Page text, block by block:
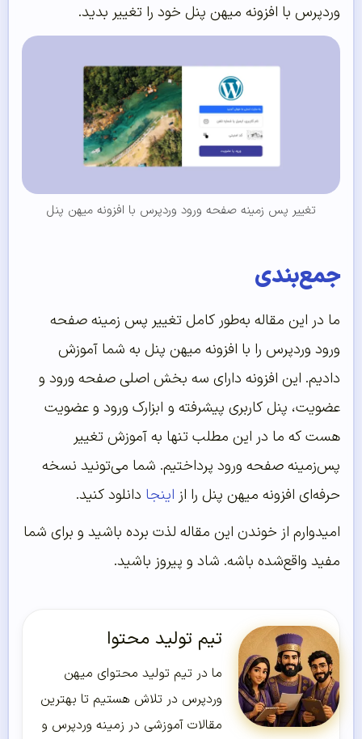
وردپرس با افزونه میهن پنل خود را تغییر بدید.
تغییر پس زمینه صفحه ورود وردپرس با افزونه میهن پنل
جمع‌بندی
ما در این مقاله به‌طور کامل تغییر پس زمینه صفحه
ورود وردپرس را با افزونه میهن پنل به شما آموزش
دادیم. این افزونه دارای سه بخش اصلی صفحه ورود و
عضویت، پنل کاربری پیشرفته و ابزارک ورود و عضویت
هست که ما در این مطلب تنها به آموزش تغییر
پس‌زمینه صفحه ورود پرداختیم. شما می‌تونید نسخه
حرفه‌ای افزونه میهن پنل را از اینجا دانلود کنید.
امیدوارم از خوندن این مقاله لذت برده باشید و برای شما
مفید واقع‌شده باشه. شاد و پیروز باشید.
تیم تولید محتوا
ما در تیم تولید محتوای میهن
وردپرس در تلاش هستیم تا بهترین
مقالات آموزشی در زمینه وردپرس و